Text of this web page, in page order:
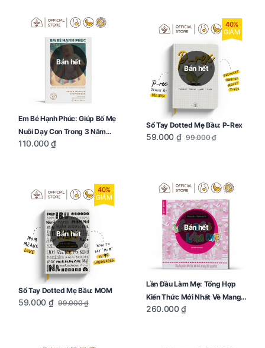
Bán hết
Em Bé Hạnh Phúc: Giúp Bố Mẹ
Nuôi Dạy Con Trong 3 Năm
Đầu Đời
110.000 ₫
Bán hết
40%
GIẢM
Sổ Tay Dotted Mẹ Bầu: P-Rex
59.000 ₫ 99.000 ₫
Bán hết
40%
GIẢM
Sổ Tay Dotted Mẹ Bầu: MOM
59.000 ₫ 99.000 ₫
Bán hết
Lần Đầu Làm Mẹ: Tổng Hợp
Kiến Thức Mới Nhất Về Mang
Thai Và Sinh Nở Cho Mẹ Bầu
260.000 ₫